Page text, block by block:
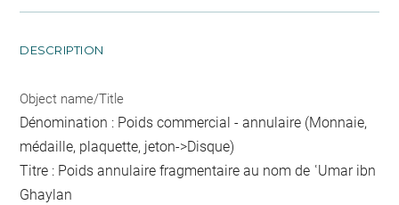
DESCRIPTION
Object name/Title
Dénomination : Poids commercial - annulaire (Monnaie,
médaille, plaquette, jeton->Disque)
Titre : Poids annulaire fragmentaire au nom de ʿUmar ibn
Ghaylan